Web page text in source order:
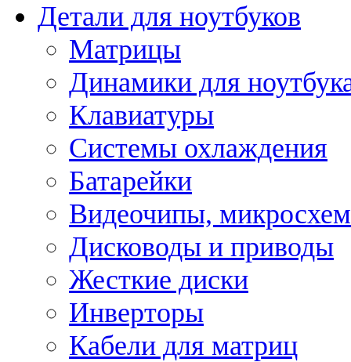
Детали для ноутбуков
Матрицы
Динамики для
Клавиатуры
Системы охлаждения
Батарейки
Видеочипы,
Дисководы и приводы
Жесткие диски
Инверторы
Кабели для матриц